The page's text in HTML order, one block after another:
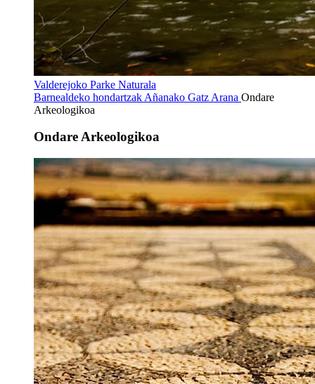
Valderejoko Parke Naturala
Barnealdeko hondartzak Añanako Gatz Arana Ondare
Arkeologikoa
Ondare Arkeologikoa